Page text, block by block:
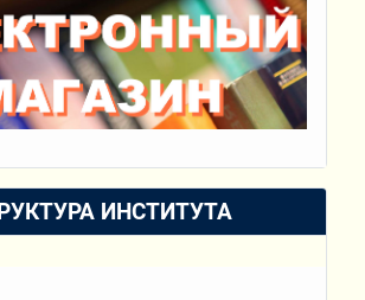
ИНСТИТУТА